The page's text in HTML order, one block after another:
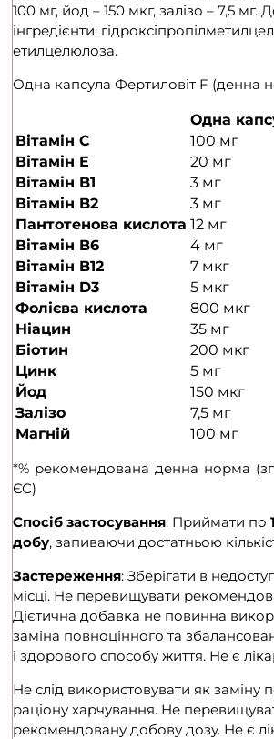
100 мг, йод – 150 мкг, залізо – 7,5 мг.
інгредієнти:
етилцелюлоза.
Одна капсула Фертиловіт F (денна
Одна
Вітамін C
100 мг
Вітамін E
20 мг
Вітамін B1
3 мг
Вітамін B2
3 мг
Пантотенова кислота 12 мг
Вітамін B6
4 мг
Вітамін B12
7 мкг
Вітамін D3
5 мкг
Фолієва кислота
800 мкг
Ніацин
35 мг
Біотин
200 мкг
Цинк
5 мг
Йод
150 мкг
Залізо
7,5 мг
Магній
100 мг
*% рекомендована денна норма
ЄС)
Спосіб застосування: Приймати по
добу, запиваючи достатньою
Застереження: Зберігати в
місці. Не перевищувати
Дієтична добавка не повинна
заміна повноцінного та
і здорового способу життя. Не є
Не слід використовувати як заміну
раціону харчування. Не
рекомендовану добову дозу. Не є